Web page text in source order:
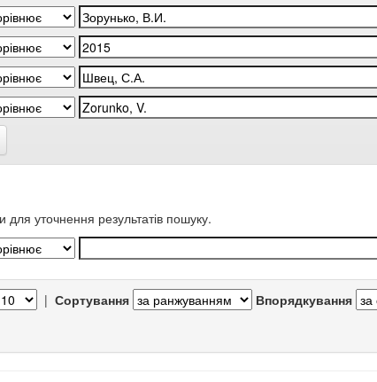
для уточнення результатів пошуку.
| Сортування Впорядкування